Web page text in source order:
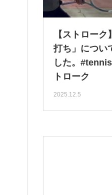
【ストロー
打ち」につい
した。
トローク
2025.12.5